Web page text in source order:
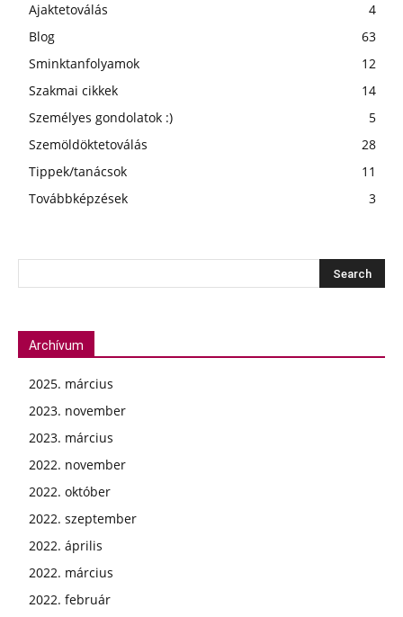
Ajaktetoválás
4
Blog
63
Sminktanfolyamok
12
Szakmai cikkek
14
Személyes gondolatok :)
5
Szemöldöktetoválás
28
Tippek/tanácsok
11
Továbbképzések
3
Archívum
2025. március
2023. november
2023. március
2022. november
2022. október
2022. szeptember
2022. április
2022. március
2022. február